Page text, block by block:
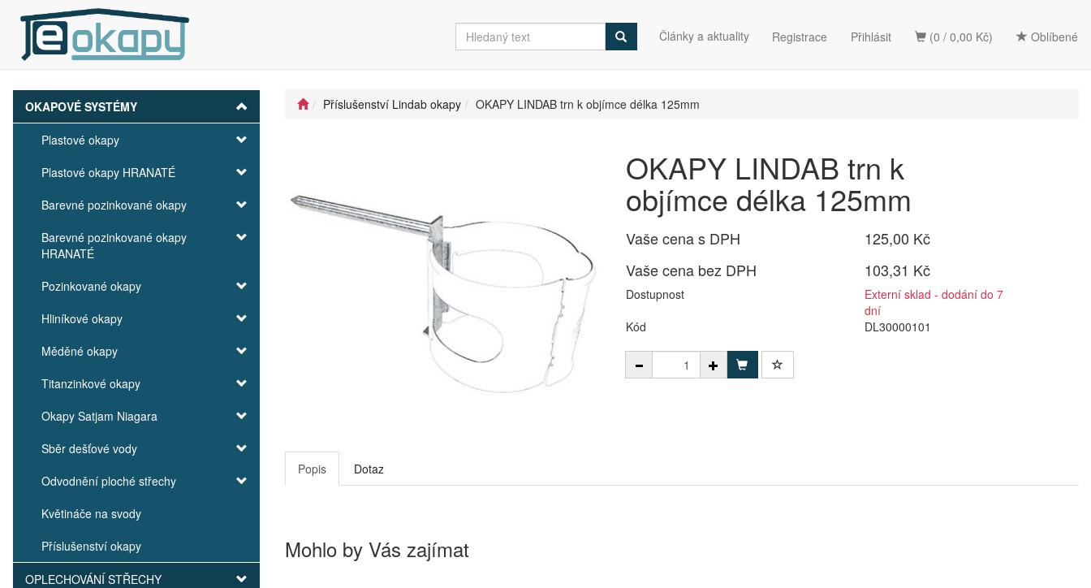
(0 / 0,00 Kč) Oblíbené
Články a aktuality Registrace Přihlásit
OKAPOVÉ SYSTÉMY
Plastové okapy
Plastové okapy HRANATÉ
Barevné pozinkované okapy
Barevné pozinkované okapy
HRANATÉ
Pozinkované okapy
Hliníkové okapy
Měděné okapy
Titanzinkové okapy
Okapy Satjam Niagara
Sběr dešťové vody
Odvodnění ploché střechy
Květináče na svody
Příslušenství okapy
OPLECHOVÁNÍ STŘECHY
Příslušenství Lindab okapy OKAPY LINDAB trn k objímce délka 125mm
OKAPY LINDAB trn k
objímce délka 125mm
Vaše cena s DPH
125,00 Kč
Vaše cena bez DPH
103,31 Kč
Dostupnost
Externí sklad - dodání do 7
dní
Kód
DL30000101
Popis Dotaz
Mohlo by Vás zajímat